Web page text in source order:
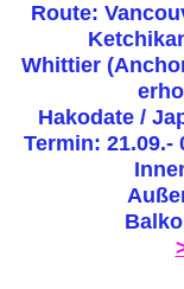
Route:
Whittier
Hakodate /
Termin: 21.09.-